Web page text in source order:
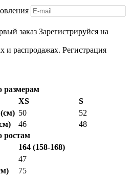
заказ Зарегистрируйся на
и распродажах. Регистрация
размерам
XS
S
50
52
46
48
ростам
164 (158-168)
47
75